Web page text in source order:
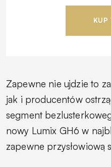
KUP
Zapewne nie ujdzie to
jak i producentów
segment
nowy Lumix GH6 w
zapewne przysłowiową